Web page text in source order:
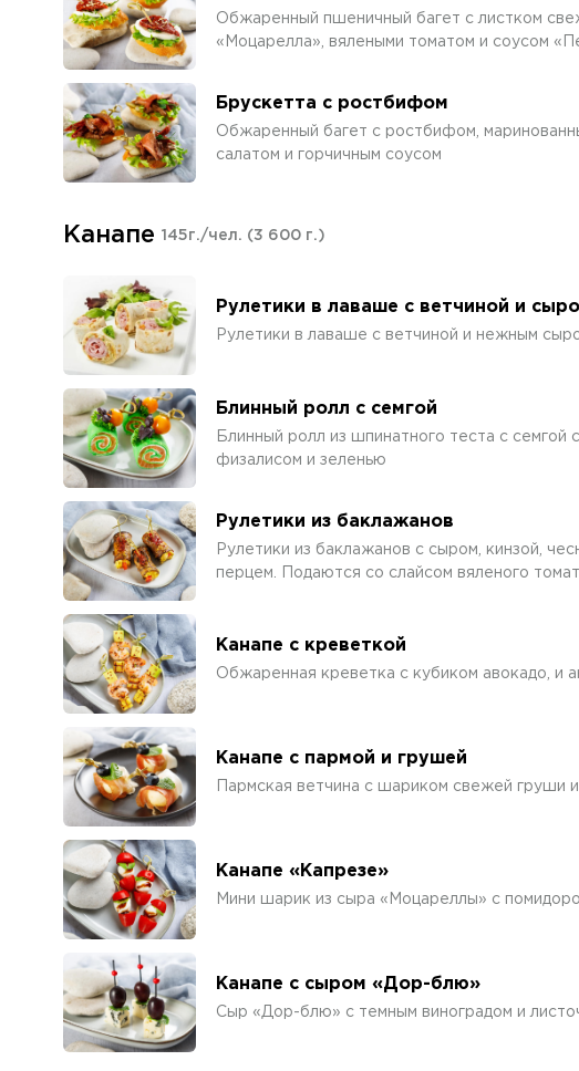
Обжаренный пшеничный багет с листком
«Моцарелла», вялеными томатом и соусом
Брускетта с ростбифом
Обжаренный багет с ростбифом,
салатом и горчичным соусом
Канапе 145г./чел. (3 600 г.)
Рулетики в лаваше с ветчиной и
Рулетики в лаваше с ветчиной и нежным
Блинный ролл с семгой
Блинный ролл из шпинатного теста с семгой
физалисом и зеленью
Рулетики из баклажанов
Рулетики из баклажанов с сыром, кинзой,
перцем. Подаются со слайсом вяленого
Канапе с креветкой
Обжаренная креветка с кубиком авокадо, и
Канапе с пармой и грушей
Пармская ветчина с шариком свежей груши и
Канапе «Капрезе»
Мини шарик из сыра «Моцареллы» с
Канапе с сыром «Дор-блю»
Сыр «Дор-блю» с темным виноградом и